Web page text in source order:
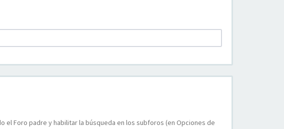
el Foro padre y habilitar la búsqueda en los subforos (en Opciones de